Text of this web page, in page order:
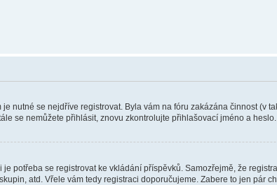
nutné se nejdříve registrovat. Byla vám na fóru zakázána činnost
se nemůžete přihlásit, znovu zkontrolujte přihlašovací jméno a
potřeba se registrovat ke vkládání příspěvků. Samozřejmě, že
atd. Vřele vám tedy registraci doporučujeme. Zabere to jen pár